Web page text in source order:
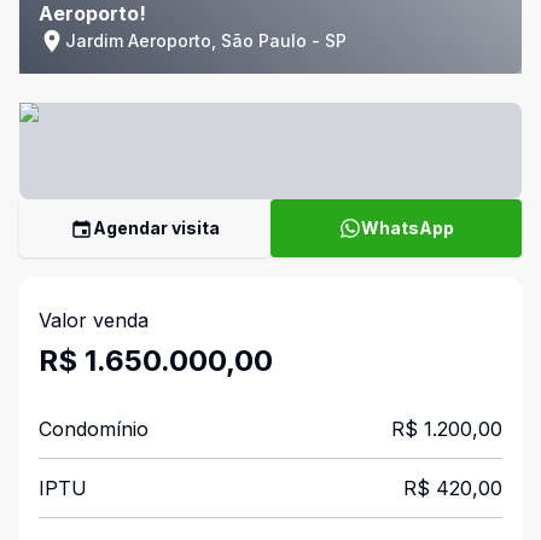
Aeroporto!
Jardim Aeroporto, São Paulo - SP
Agendar visita WhatsApp
Valor venda
R$ 1.650.000,00
Condomínio R$ 1.200,00
IPTU R$ 420,00